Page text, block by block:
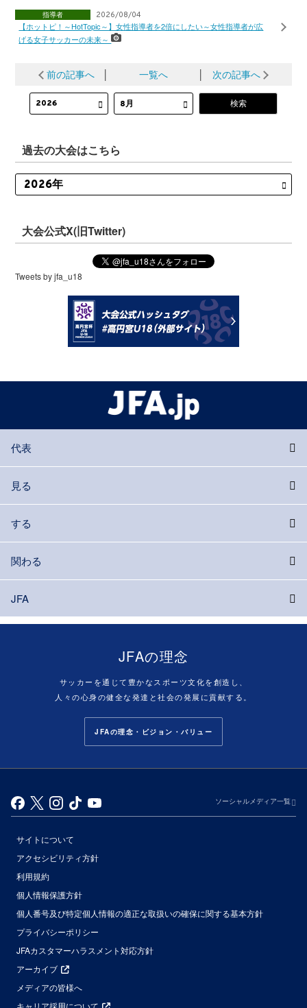
指導者 2026/08/04
【ホットピ！～HotTopic～】女性指導者を2倍にしたい～女性指導者が広
げる女子サッカーの未来～
前の記事へ 一覧へ 次の記事へ
過去の大会はこちら
大会公式X(旧Twitter)
Tweets by jfa_u18
代表
見る
する
関わる
JFA
JFAの理念
サッカーを通じて豊かなスポーツ文化を創造し、
人々の心身の健全な発達と社会の発展に貢献する。
JFAの理念・ビジョン・バリュー
ソーシャルメディア一覧
サイトについて
アクセシビリティ方針
利用規約
個人情報保護方針
個人番号及び特定個人情報の適正な取扱いの確保に関する基本方針
プライバシーポリシー
JFAカスタマーハラスメント対応方針
アーカイブ
メディアの皆様へ